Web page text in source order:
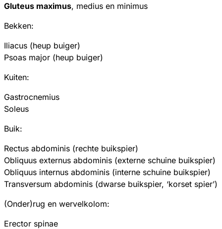
Gluteus maximus, medius en minimus
Bekken:
Iliacus (heup buiger)
Psoas major (heup buiger)
Kuiten:
Gastrocnemius
Soleus
Buik:
Rectus abdominis (rechte buikspier)
Obliquus externus abdominis (externe schuine buikspier)
Obliquus internus abdominis (interne schuine buikspier)
Transversum abdominis (dwarse buikspier, ‘korset spier’)
(Onder)rug en wervelkolom:
Erector spinae